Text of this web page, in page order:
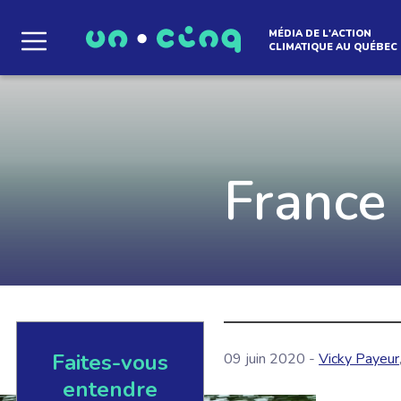
Le média qui
EN SAVOIR +
MÉDIA DE L'ACTION
CLIMATIQUE AU QUÉBEC
Faites-vous
entendre
09 juin 2020 - Vicky Payeur,